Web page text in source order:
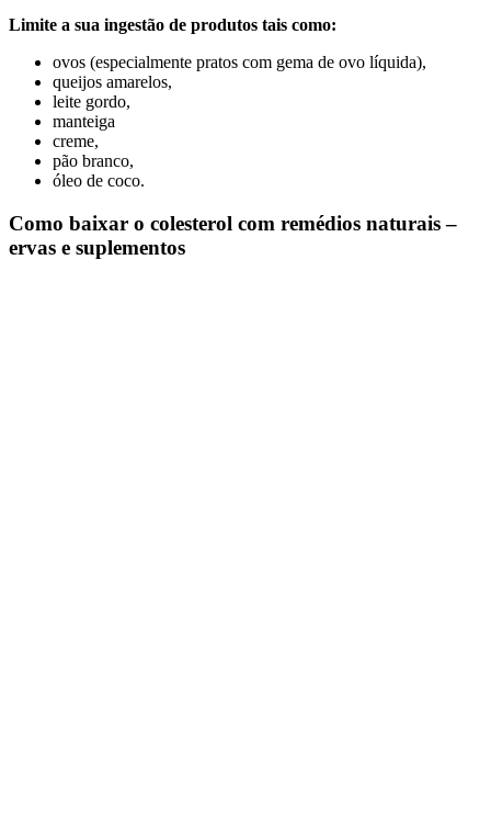
Limite a sua ingestão de produtos tais como:
ovos (especialmente pratos com gema de ovo líquida),
queijos amarelos,
leite gordo,
manteiga
creme,
pão branco,
óleo de coco.
Como baixar o colesterol com remédios naturais –
ervas e suplementos